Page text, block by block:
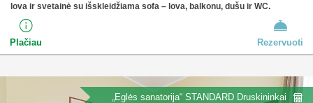
lova ir svetainė su išskleidžiama sofa – lova, balkonu, dušu ir WC.
Plačiau Rezervuoti
„Eglės sanatorija“ STANDARD Druskininkai